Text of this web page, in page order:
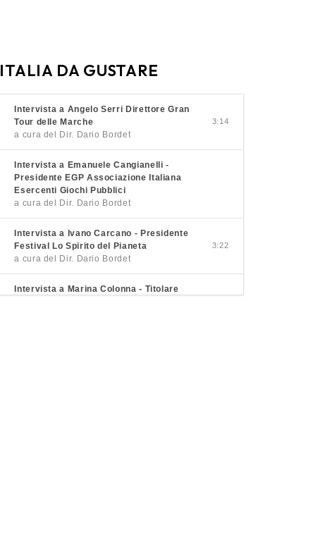
ITALIA DA GUSTARE
Intervista a Angelo Serri Direttore Gran
Tour delle Marche
a cura del Dir. Dario Bordet
3:14
Intervista a Emanuele Cangianelli -
Presidente EGP Associazione Italiana
Esercenti Giochi Pubblici
a cura del Dir. Dario Bordet
Intervista a Ivano Carcano - Presidente
Festival Lo Spirito del Pianeta
a cura del Dir. Dario Bordet
3:22
Intervista a Marina Colonna - Titolare